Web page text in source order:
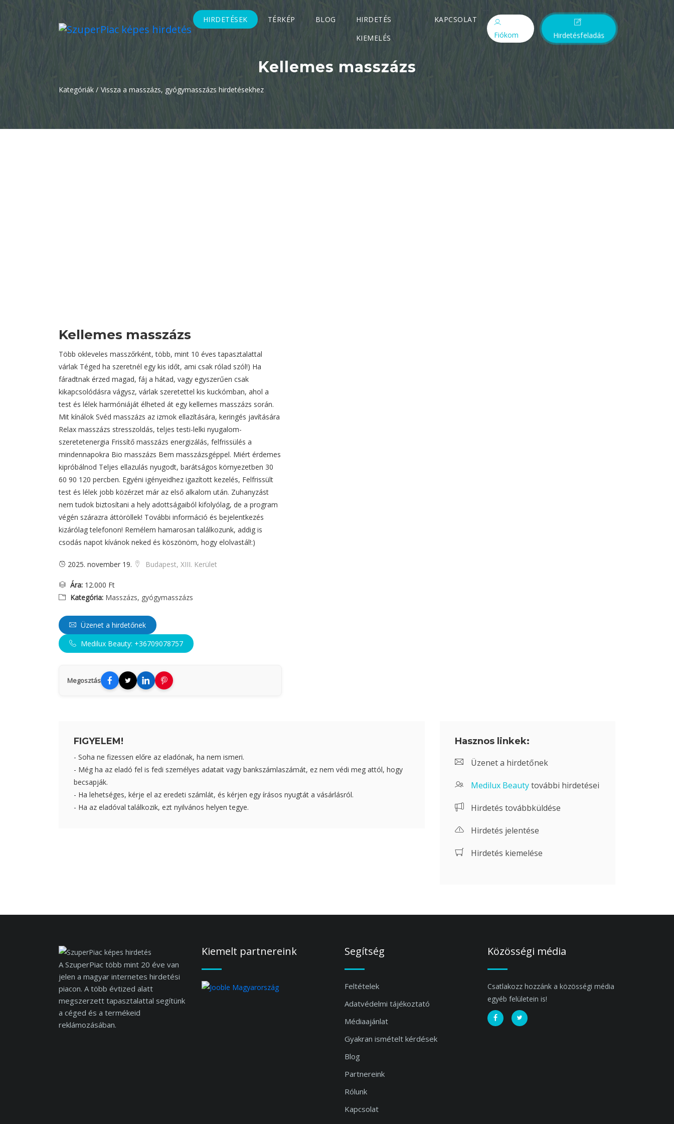
HIRDETÉSEK TÉRKÉP BLOG
HIRDETÉS
KIEMELÉS
KAPCSOLAT
Fiókom
Hirdetésfeladás
Kellemes masszázs
Kategóriák / Vissza a masszázs, gyógymasszázs hirdetésekhez
Kellemes masszázs
Több okleveles masszőrként, több, mint 10 éves tapasztalattal
várlak Téged ha szeretnél egy kis időt, ami csak rólad szól!) Ha
fáradtnak érzed magad, fáj a hátad, vagy egyszerűen csak
kikapcsolódásra vágysz, várlak szeretettel kis kuckómban, ahol a
test és lélek harmóniáját élheted át egy kellemes masszázs során.
Mit kínálok Svéd masszázs az izmok ellazítására, keringés javítására
Relax masszázs stresszoldás, teljes testi-lelki nyugalom-
szeretetenergia Frissítő masszázs energizálás, felfrissülés a
mindennapokra Bio masszázs Bem masszázsgéppel. Miért érdemes
kipróbálnod Teljes ellazulás nyugodt, barátságos környezetben 30
60 90 120 percben. Egyéni igényeidhez igazított kezelés, Felfrissült
test és lélek jobb közérzet már az első alkalom után. Zuhanyzást
nem tudok biztosítani a hely adottságaiból kifolyólag, de a program
végén szárazra áttöröllek! További információ és bejelentkezés
kizárólag telefonon! Remélem hamarosan találkozunk, addig is
csodás napot kívánok neked és köszönöm, hogy elolvastál!:)
2025. november 19. Budapest, XIII. Kerület
Ára: 12.000 Ft
Kategória: Masszázs, gyógymasszázs
Üzenet a hirdetőnek
Medilux Beauty: +36709078757
Megosztás
FIGYELEM!
- Soha ne fizessen előre az eladónak, ha nem ismeri.
- Még ha az eladó fel is fedi személyes adatait vagy bankszámlaszámát, ez nem védi meg attól, hogy
becsapják.
- Ha lehetséges, kérje el az eredeti számlát, és kérjen egy írásos nyugtát a vásárlásról.
- Ha az eladóval találkozik, ezt nyilvános helyen tegye.
Hasznos linkek:
Üzenet a hirdetőnek
Medilux Beautytovábbi hirdetései
Hirdetés továbbküldése
Hirdetés jelentése
Hirdetés kiemelése
A SzuperPiac több mint 20 éve van
jelen a magyar internetes hirdetési
piacon. A több évtized alatt
megszerzett tapasztalattal segítünk
a céged és a termékeid
reklámozásában.
Kiemelt partnereink Segítség
Feltételek
Adatvédelmi tájékoztató
Médiaajánlat
Gyakran ismételt kérdések
Blog
Partnereink
Rólunk
Kapcsolat
Közösségi média
Csatlakozz hozzánk a közösségi média
egyéb felületein is!